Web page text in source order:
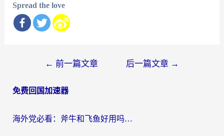
Spread the love
导
← 前一篇文章 后一篇文章 →
免费回国加速器
海外党必看：斧牛和飞鱼好用吗？3步选对回国加速器，无缝刷剧玩国服